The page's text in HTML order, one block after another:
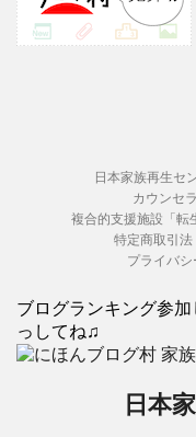
日本家族再生セ
カウンセ
複合的支援施設「転
特定商取引
プライバ
ブログランキング参
っしてね♫
日本